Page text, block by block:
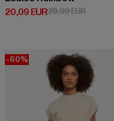
20,09 EUR
Derzeitiger Preis: 20,09
29,99 EUR
-60%